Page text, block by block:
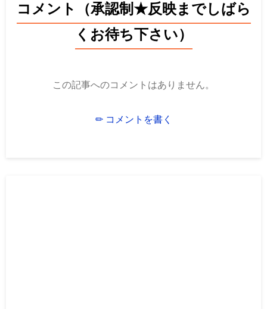
コメント（承認制★反映までしばら
くお待ち下さい）
この記事へのコメントはありません。
✏ コメントを書く